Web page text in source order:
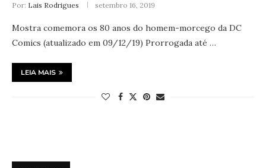
Por: Lais Rodrigues setembro 16, 2019
Mostra comemora os 80 anos do homem-morcego da DC
Comics (atualizado em 09/12/19) Prorrogada até …
LEIA MAIS